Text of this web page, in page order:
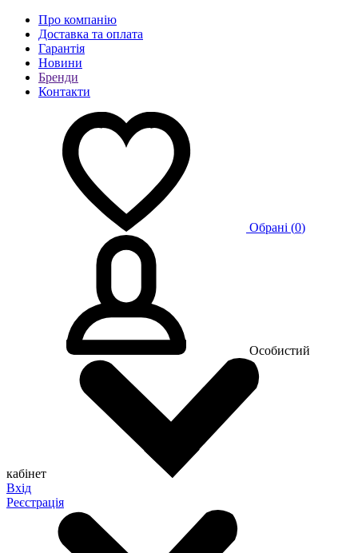
Про компанію
Доставка та оплата
Гарантія
Новини
Бренди
Контакти
Обрані (0)
Особистий
кабінет
Вхід
Реєстрація